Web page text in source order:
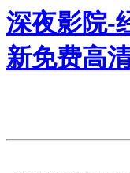
深夜影院-
新免费高